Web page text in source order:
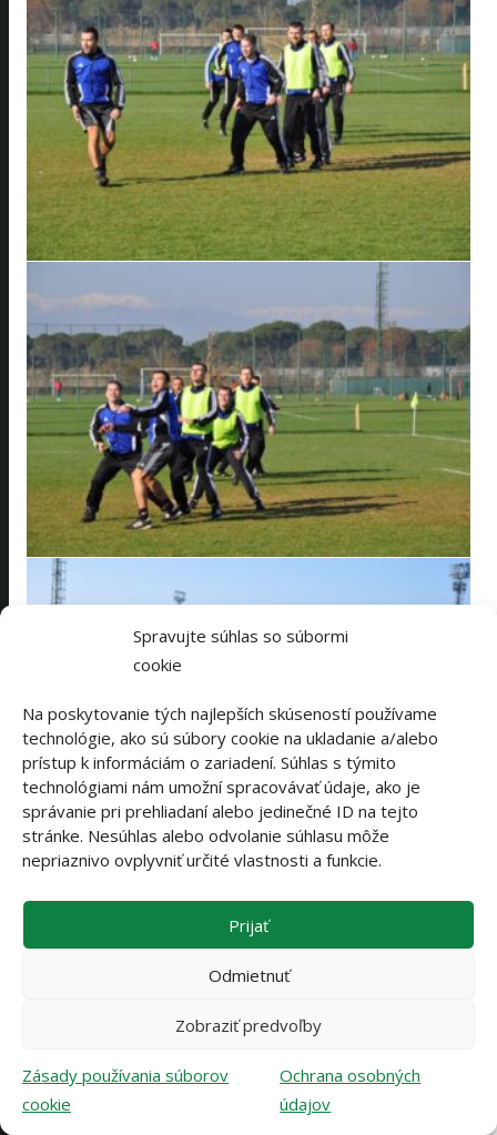
Spravujte súhlas so súbormi
cookie
Na poskytovanie tých najlepších skúseností používame
technológie, ako sú súbory cookie na ukladanie a/alebo
prístup k informáciám o zariadení. Súhlas s týmito
technológiami nám umožní spracovávať údaje, ako je
správanie pri prehliadaní alebo jedinečné ID na tejto
stránke. Nesúhlas alebo odvolanie súhlasu môže
nepriaznivo ovplyvniť určité vlastnosti a funkcie.
Prijať
Odmietnuť
Zobraziť predvoľby
Zásady používania súborov
cookie
Ochrana osobných
údajov